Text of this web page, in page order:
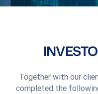
Together with our
completed the